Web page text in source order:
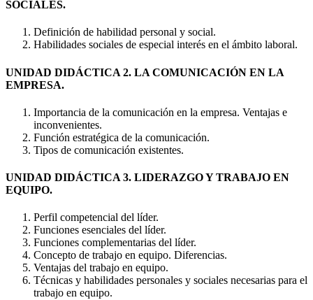
SOCIALES.
Definición de habilidad personal y social.
Habilidades sociales de especial interés en el ámbito laboral.
UNIDAD DIDÁCTICA 2. LA COMUNICACIÓN EN LA
EMPRESA.
Importancia de la comunicación en la empresa. Ventajas e
inconvenientes.
Función estratégica de la comunicación.
Tipos de comunicación existentes.
UNIDAD DIDÁCTICA 3. LIDERAZGO Y TRABAJO EN
EQUIPO.
Perfil competencial del líder.
Funciones esenciales del líder.
Funciones complementarias del líder.
Concepto de trabajo en equipo. Diferencias.
Ventajas del trabajo en equipo.
Técnicas y habilidades personales y sociales necesarias para el
trabajo en equipo.